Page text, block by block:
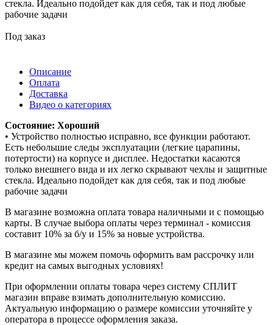
стекла. Идеально подойдет как для себя, так и под любые
рабочие задачи
Под заказ
Описание
Оплата
Доставка
Видео о категориях
Состояние: Хороший
• Устройство полностью исправно, все функции работают.
Есть небольшие следы эксплуатации (легкие царапины,
потертости) на корпусе и дисплее. Недостатки касаются
только внешнего вида и их легко скрывают чехлы и защитные
стекла. Идеально подойдет как для себя, так и под любые
рабочие задачи
В магазине возможна оплата товара наличными и с помощью
карты. В случае выбора оплаты через терминал - комиссия
составит 10% за б/у и 15% за новые устройства.
В магазине мы можем помочь оформить вам рассрочку или
кредит на самых выгодных условиях!
При оформлении оплаты товара через систему СПЛИТ
магазин вправе взимать дополнительную комиссию.
Актуальную информацию о размере комиссии уточняйте у
оператора в процессе оформления заказа.